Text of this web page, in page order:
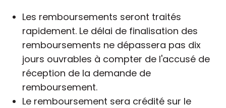
Les remboursements seront traités
rapidement. Le délai de finalisation des
remboursements ne dépassera pas dix
jours ouvrables à compter de l'accusé de
réception de la demande de
remboursement.
Le remboursement sera crédité sur le